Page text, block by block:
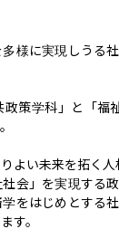
様に実現しうる
策学科」と「福
よい未来を拓く人
会」を実現する
をはじめとする
す。